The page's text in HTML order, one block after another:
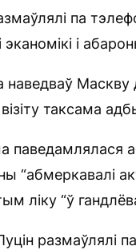
па
і
наведваў
таксама
паведамлялася
“абмеркавалі
ліку “ў
размаўлялі